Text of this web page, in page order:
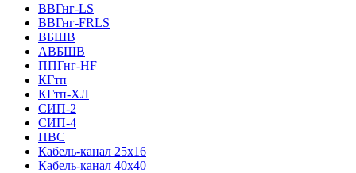
ВВГнг-LS
ВВГнг-FRLS
ВБШВ
АВБШВ
ППГнг-HF
КГтп
КГтп-ХЛ
СИП-2
СИП-4
ПВС
Кабель-канал 25х16
Кабель-канал 40х40